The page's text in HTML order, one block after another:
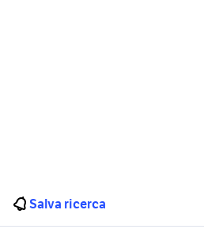
Salva ricerca